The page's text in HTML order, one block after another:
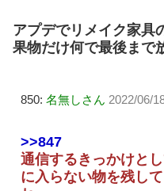
アプデでリメイク家具
果物だけ何で最後まで
850: 名無しさん 2022/06/
>>847
通信するきっかけと
に入らない物を残し